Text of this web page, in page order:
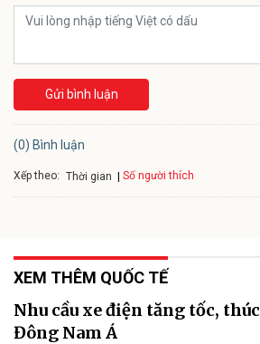
Gửi bình luận
(0) Bình luận
Xếp theo: Thời gian Số người thích
XEM THÊM QUỐC TẾ
Nhu cầu xe điện tăng tốc,
Đông Nam Á